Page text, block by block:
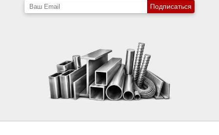
Подписаться